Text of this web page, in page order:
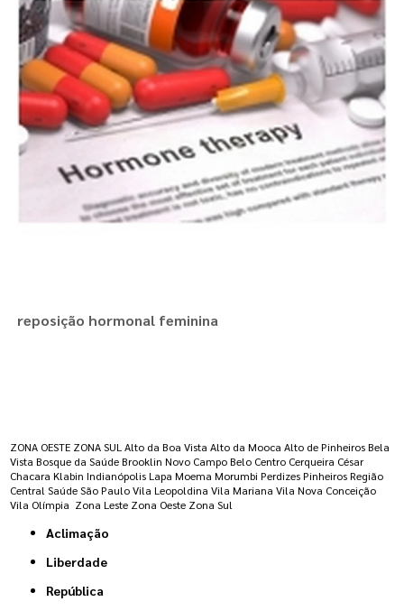
reposição hormonal feminina
ZONA OESTE ZONA SUL Alto da Boa Vista Alto da Mooca Alto de Pinheiros Bela
Vista Bosque da Saúde Brooklin Novo Campo Belo Centro Cerqueira César
Chacara Klabin Indianópolis Lapa Moema Morumbi Perdizes Pinheiros Região
Central Saúde São Paulo Vila Leopoldina Vila Mariana Vila Nova Conceição
Vila Olímpia Zona Leste Zona Oeste Zona Sul
Aclimação
Liberdade
República